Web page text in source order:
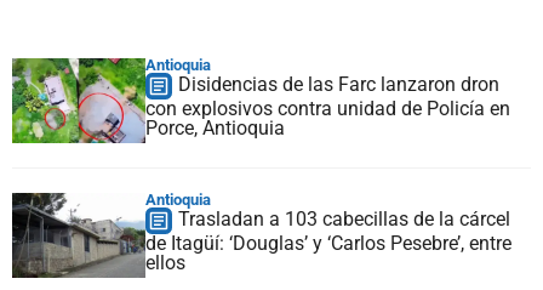
Antioquia
Disidencias de las Farc lanzaron dron
con explosivos contra unidad de Policía en
Porce, Antioquia
Antioquia
Trasladan a 103 cabecillas de la cárcel
de Itagüí: ‘Douglas’ y ‘Carlos Pesebre’, entre
ellos